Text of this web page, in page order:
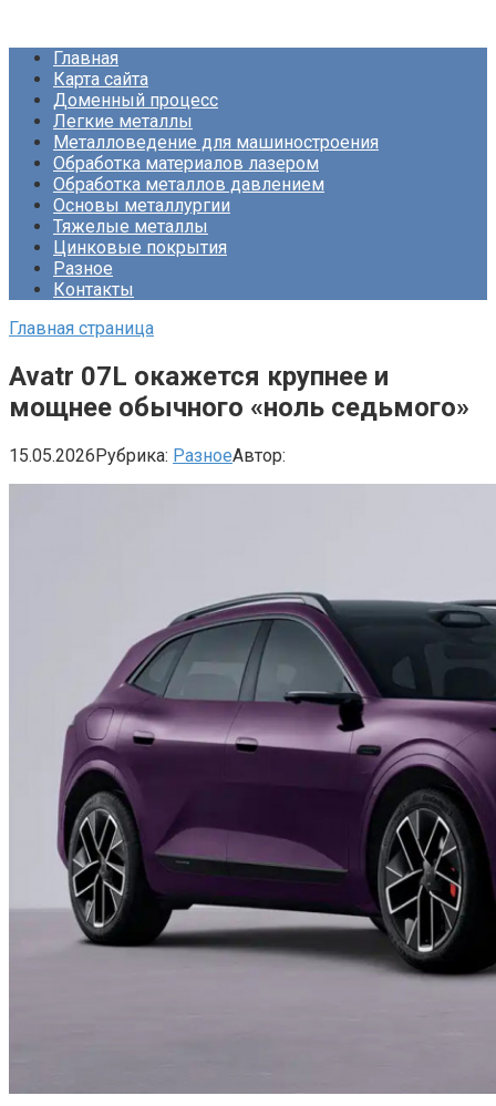
контентуГлавная
Карта сайта
Доменный процесс
Легкие металлы
Металловедение для машиностроения
Обработка материалов лазером
Обработка металлов давлением
Основы металлургии
Тяжелые металлы
Цинковые покрытия
Разное
Контакты
Главная страница
Avatr 07L окажется крупнее и
мощнее обычного «ноль седьмого»
15.05.2026Рубрика: РазноеАвтор: